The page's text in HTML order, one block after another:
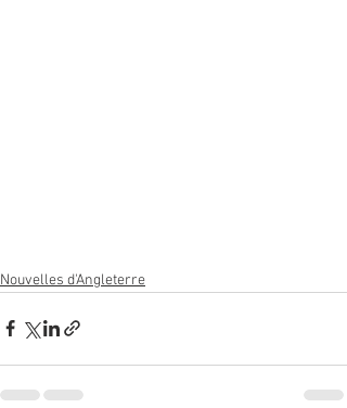
Nouvelles d'Angleterre